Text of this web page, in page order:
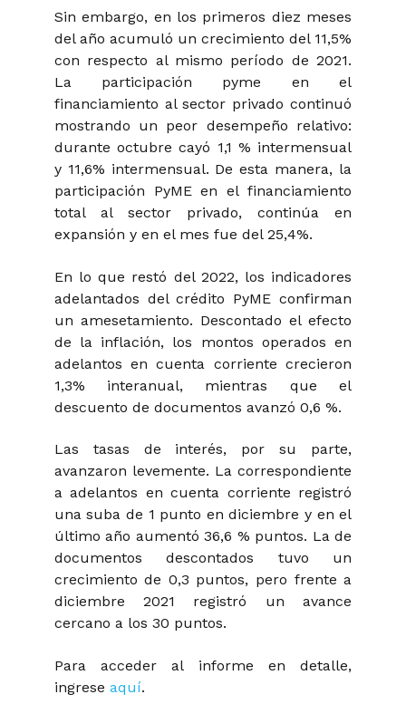
Sin embargo, en los primeros diez meses
del año acumuló un crecimiento del 11,5%
con respecto al mismo período de 2021.
La participación pyme en el
financiamiento al sector privado continuó
mostrando un peor desempeño relativo:
durante octubre cayó 1,1 % intermensual
y 11,6% intermensual. De esta manera, la
participación PyME en el financiamiento
total al sector privado, continúa en
expansión y en el mes fue del 25,4%.
En lo que restó del 2022, los indicadores
adelantados del crédito PyME confirman
un amesetamiento. Descontado el efecto
de la inflación, los montos operados en
adelantos en cuenta corriente crecieron
1,3% interanual, mientras que el
descuento de documentos avanzó 0,6 %.
Las tasas de interés, por su parte,
avanzaron levemente. La correspondiente
a adelantos en cuenta corriente registró
una suba de 1 punto en diciembre y en el
último año aumentó 36,6 % puntos. La de
documentos descontados tuvo un
crecimiento de 0,3 puntos, pero frente a
diciembre 2021 registró un avance
cercano a los 30 puntos.
Para acceder al informe en detalle,
ingrese aquí.